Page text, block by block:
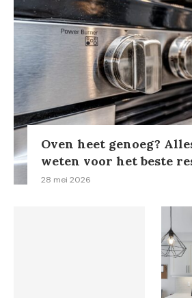
Oven heet genoeg?
weten voor het beste
28 mei 2026